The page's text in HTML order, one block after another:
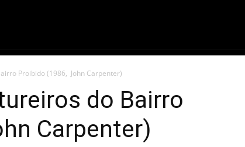
Proibido (1986, John Carpenter)
do Bairro
Carpenter)